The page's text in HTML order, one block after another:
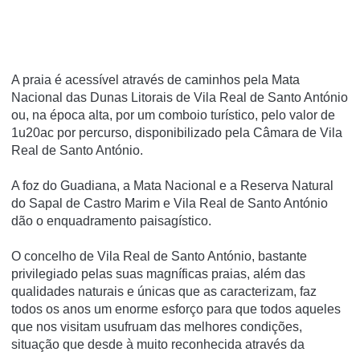
A praia é acessí­vel através de caminhos pela Mata
Nacional das Dunas Litorais de Vila Real de Santo António
ou, na época alta, por um comboio turí­stico, pelo valor de
1u20ac por percurso, disponibilizado pela Câmara de Vila
Real de Santo António.
A foz do Guadiana, a Mata Nacional e a Reserva Natural
do Sapal de Castro Marim e Vila Real de Santo António
dão o enquadramento paisagí­stico.
O concelho de Vila Real de Santo António, bastante
privilegiado pelas suas magníficas praias, além das
qualidades naturais e únicas que as caracterizam, faz
todos os anos um enorme esforço para que todos aqueles
que nos visitam usufruam das melhores condições,
situação que desde à muito reconhecida através da